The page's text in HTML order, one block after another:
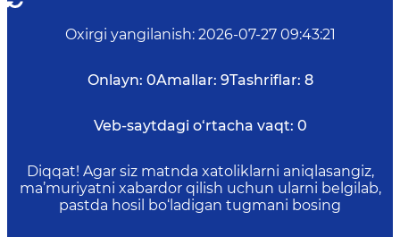
Oxirgi yangilanish: 2026-07-27 09:43:21
Onlayn: 0Amallar: 9Tashriflar: 8
Veb-saytdagi o‘rtacha vaqt: 0
Diqqat! Agar siz matnda xatoliklarni aniqlasangiz,
ma’muriyatni xabardor qilish uchun ularni belgilab,
pastda hosil bo‘ladigan tugmani bosing